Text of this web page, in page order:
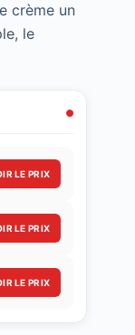
crème un
le
LE PRIX
LE PRIX
LE PRIX